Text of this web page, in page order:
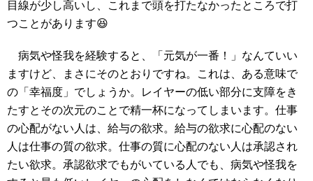
目線が少し高いし、これまで頭を打たなかったところで打
つことがあります😆
病気や怪我を経験すると、「元気が一番！」なんていい
ますけど、まさにそのとおりですね。これは、ある意味で
の「幸福度」でしょうか。レイヤーの低い部分に支障をき
たすとその次元のことで精一杯になってしまいます。仕事
の心配がない人は、給与の欲求。給与の欲求に心配のない
人は仕事の質の欲求。仕事の質に心配のない人は承認され
たい欲求。承認欲求でもがいている人でも、病気や怪我を